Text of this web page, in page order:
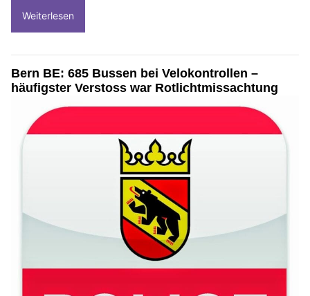
Weiterlesen
Bern BE: 685 Bussen bei Velokontrollen –
häufigster Verstoss war Rotlichtmissachtung